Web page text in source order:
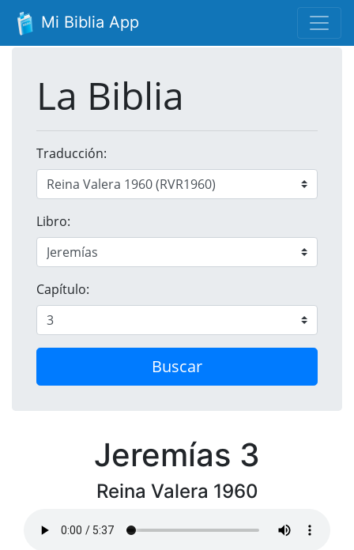
Mi Biblia App
La Biblia
Traducción:
Libro:
Capítulo:
Buscar
Jeremías 3
Reina Valera 1960